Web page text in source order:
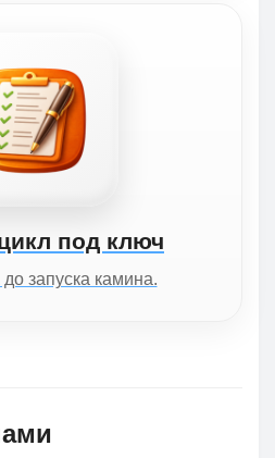
под ключ
запуска камина.